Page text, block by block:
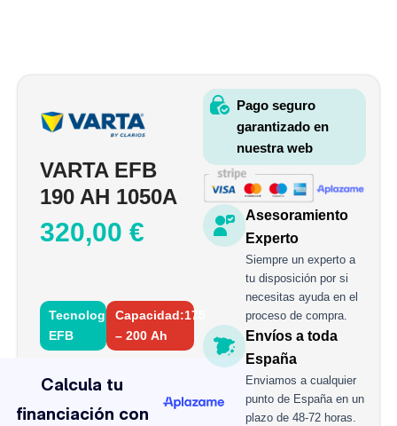
VARTA EFB
190 AH 1050A
320,00 €
Tecnología:
EFB
Capacidad:175
– 200 Ah
EFB
190
AH
Asesoramiento
Experto
Siempre un experto a
tu disposición por si
necesitas ayuda en el
proceso de compra.
Envíos a toda
España
Enviamos a cualquier
punto de España en un
plazo de 48-72 horas.
Pago seguro
garantizado en
nuestra web